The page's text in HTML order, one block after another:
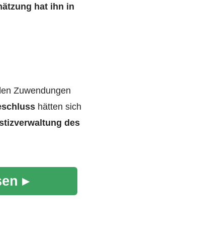
hat ihn in
Zuwendungen
hätten sich
des
▸